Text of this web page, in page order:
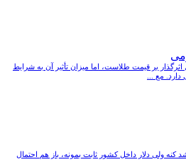
بر قیمت طلاست، اما میزان تأثیر آن به شرایط
دارد. مع ...
کنه ولی دلار داخل کشور ثابت بمونه، باز هم احتمال